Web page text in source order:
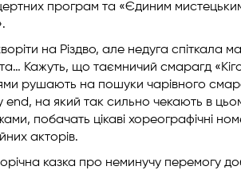
програм та «Єдиним
на Різдво, але недуга спіткала
Кажуть, що таємничий смарагд
рушають на пошуки чарівного
на який так сильно чекають в цьому
побачать цікаві хореографічні
акторів.
казка про неминучу перемогу